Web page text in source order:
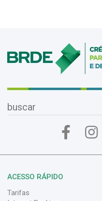
ACESSO RÁPIDO
Tarifas